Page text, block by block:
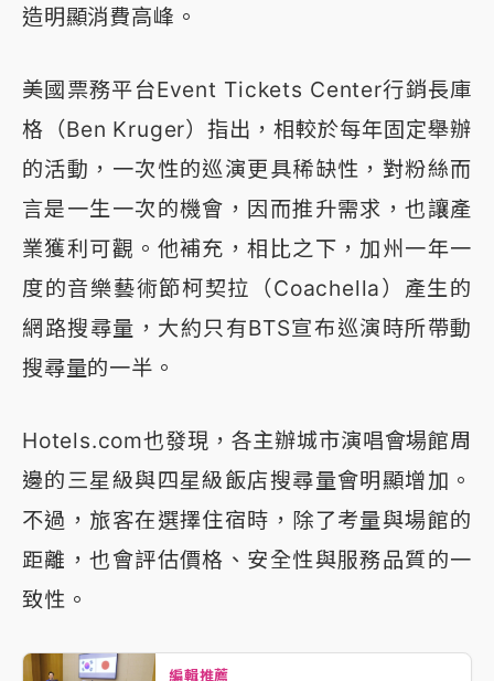
造明顯消費高峰。
美國票務平台Event Tickets Center行銷長庫
格（Ben Kruger）指出，相較於每年固定舉辦
的活動，一次性的巡演更具稀缺性，對粉絲而
言是一生一次的機會，因而推升需求，也讓產
業獲利可觀。他補充，相比之下，加州一年一
度的音樂藝術節柯契拉（Coachella）產生的
網路搜尋量，大約只有BTS宣布巡演時所帶動
搜尋量的一半。
Hotels.com也發現，各主辦城市演唱會場館周
邊的三星級與四星級飯店搜尋量會明顯增加。
不過，旅客在選擇住宿時，除了考量與場館的
距離，也會評估價格、安全性與服務品質的一
致性。
編輯推薦